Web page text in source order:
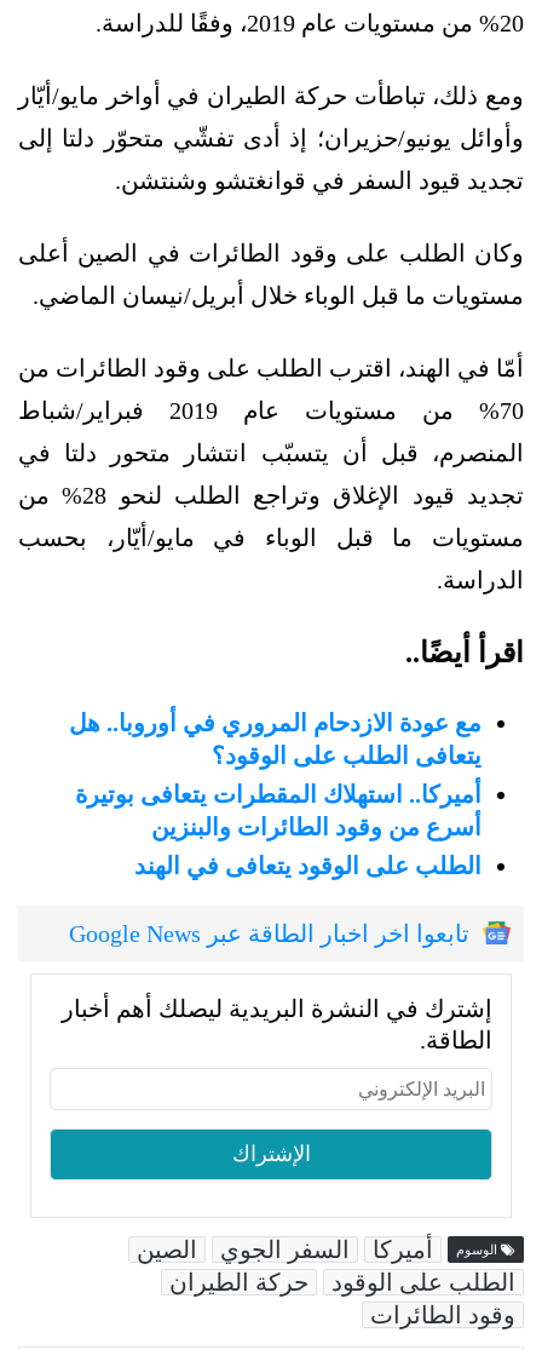
20% من مستويات عام 2019، وفقًا للدراسة.
ومع ذلك، تباطأت حركة الطيران في أواخر مايو/أيّار
وأوائل يونيو/حزيران؛ إذ أدى تفشّي متحوّر دلتا إلى
تجديد قيود السفر في قوانغتشو وشنتشن.
وكان الطلب على وقود الطائرات في الصين أعلى
مستويات ما قبل الوباء خلال أبريل/نيسان الماضي.
أمّا في الهند، اقترب الطلب على وقود الطائرات من
70% من مستويات عام 2019 فبراير/شباط
المنصرم، قبل أن يتسبّب انتشار متحور دلتا في
تجديد قيود الإغلاق وتراجع الطلب لنحو 28% من
مستويات ما قبل الوباء في مايو/أيّار، بحسب
الدراسة.
اقرأ أيضًا..
مع عودة الازدحام المروري في أوروبا.. هل
يتعافى الطلب على الوقود؟
أميركا.. استهلاك المقطرات يتعافى بوتيرة
أسرع من وقود الطائرات والبنزين
الطلب على الوقود يتعافى في الهند
تابعوا اخر اخبار الطاقة عبر Google News
إشترك في النشرة البريدية ليصلك أهم أخبار
الطاقة.
الوسوم أميركا السفر الجوي
الصين
الطلب على الوقود
حركة الطيران
وقود الطائرات